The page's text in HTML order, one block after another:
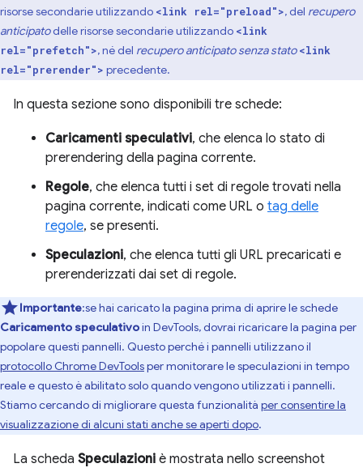
risorse secondarie utilizzando <link rel="preload">, del recupero
anticipatodelle risorse secondarie utilizzando <link
rel="prefetch">, né del recupero anticipato senza stato <link
rel="prerender"> precedente.
In questa sezione sono disponibili tre schede:
Caricamenti speculativi, che elenca lo stato di
prerendering della pagina corrente.
Regole, che elenca tutti i set di regole trovati nella
pagina corrente, indicati come URL o tag delle
regole, se presenti.
Speculazioni, che elenca tutti gli URL precaricati e
prerenderizzati dai set di regole.
Importante:se hai caricato la pagina prima di aprire le schede
Caricamento speculativoin DevTools, dovrai ricaricare la pagina per
popolare questi pannelli. Questo perché i pannelli utilizzano il
protocollo Chrome DevToolsper monitorare le speculazioni in tempo
reale e questo è abilitato solo quando vengono utilizzati i pannelli.
Stiamo cercando di migliorare questa funzionalità per consentire la
visualizzazione di alcuni stati anche se aperti dopo.
La scheda Speculazioni è mostrata nello screenshot